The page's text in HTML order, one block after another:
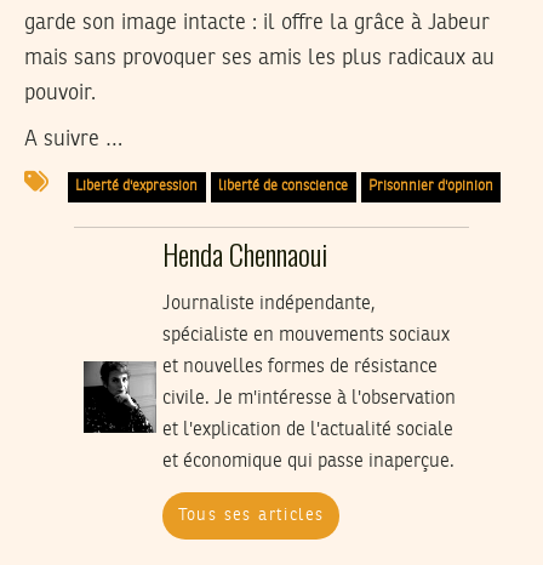
garde son image intacte : il offre la grâce à Jabeur
mais sans provoquer ses amis les plus radicaux au
pouvoir.
A suivre …
Liberté d'expression liberté de conscience Prisonnier d'opinion
Henda Chennaoui
Journaliste indépendante,
spécialiste en mouvements sociaux
et nouvelles formes de résistance
civile. Je m'intéresse à l'observation
et l'explication de l'actualité sociale
et économique qui passe inaperçue.
Tous ses articles